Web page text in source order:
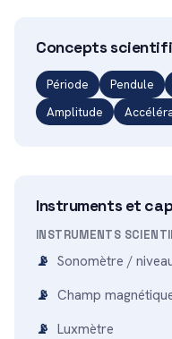
Concepts
Période Pendule
Amplitude
Instruments et
INSTRUMENTS
Sonomètre /
Champ
Luxmètre